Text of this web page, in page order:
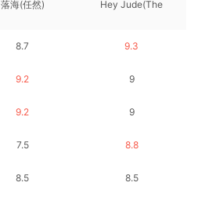
落海(任然)
8.7
9.2
9.2
7.5
8.5
Hey Jude(The
9.3
9
9
8.8
8.5